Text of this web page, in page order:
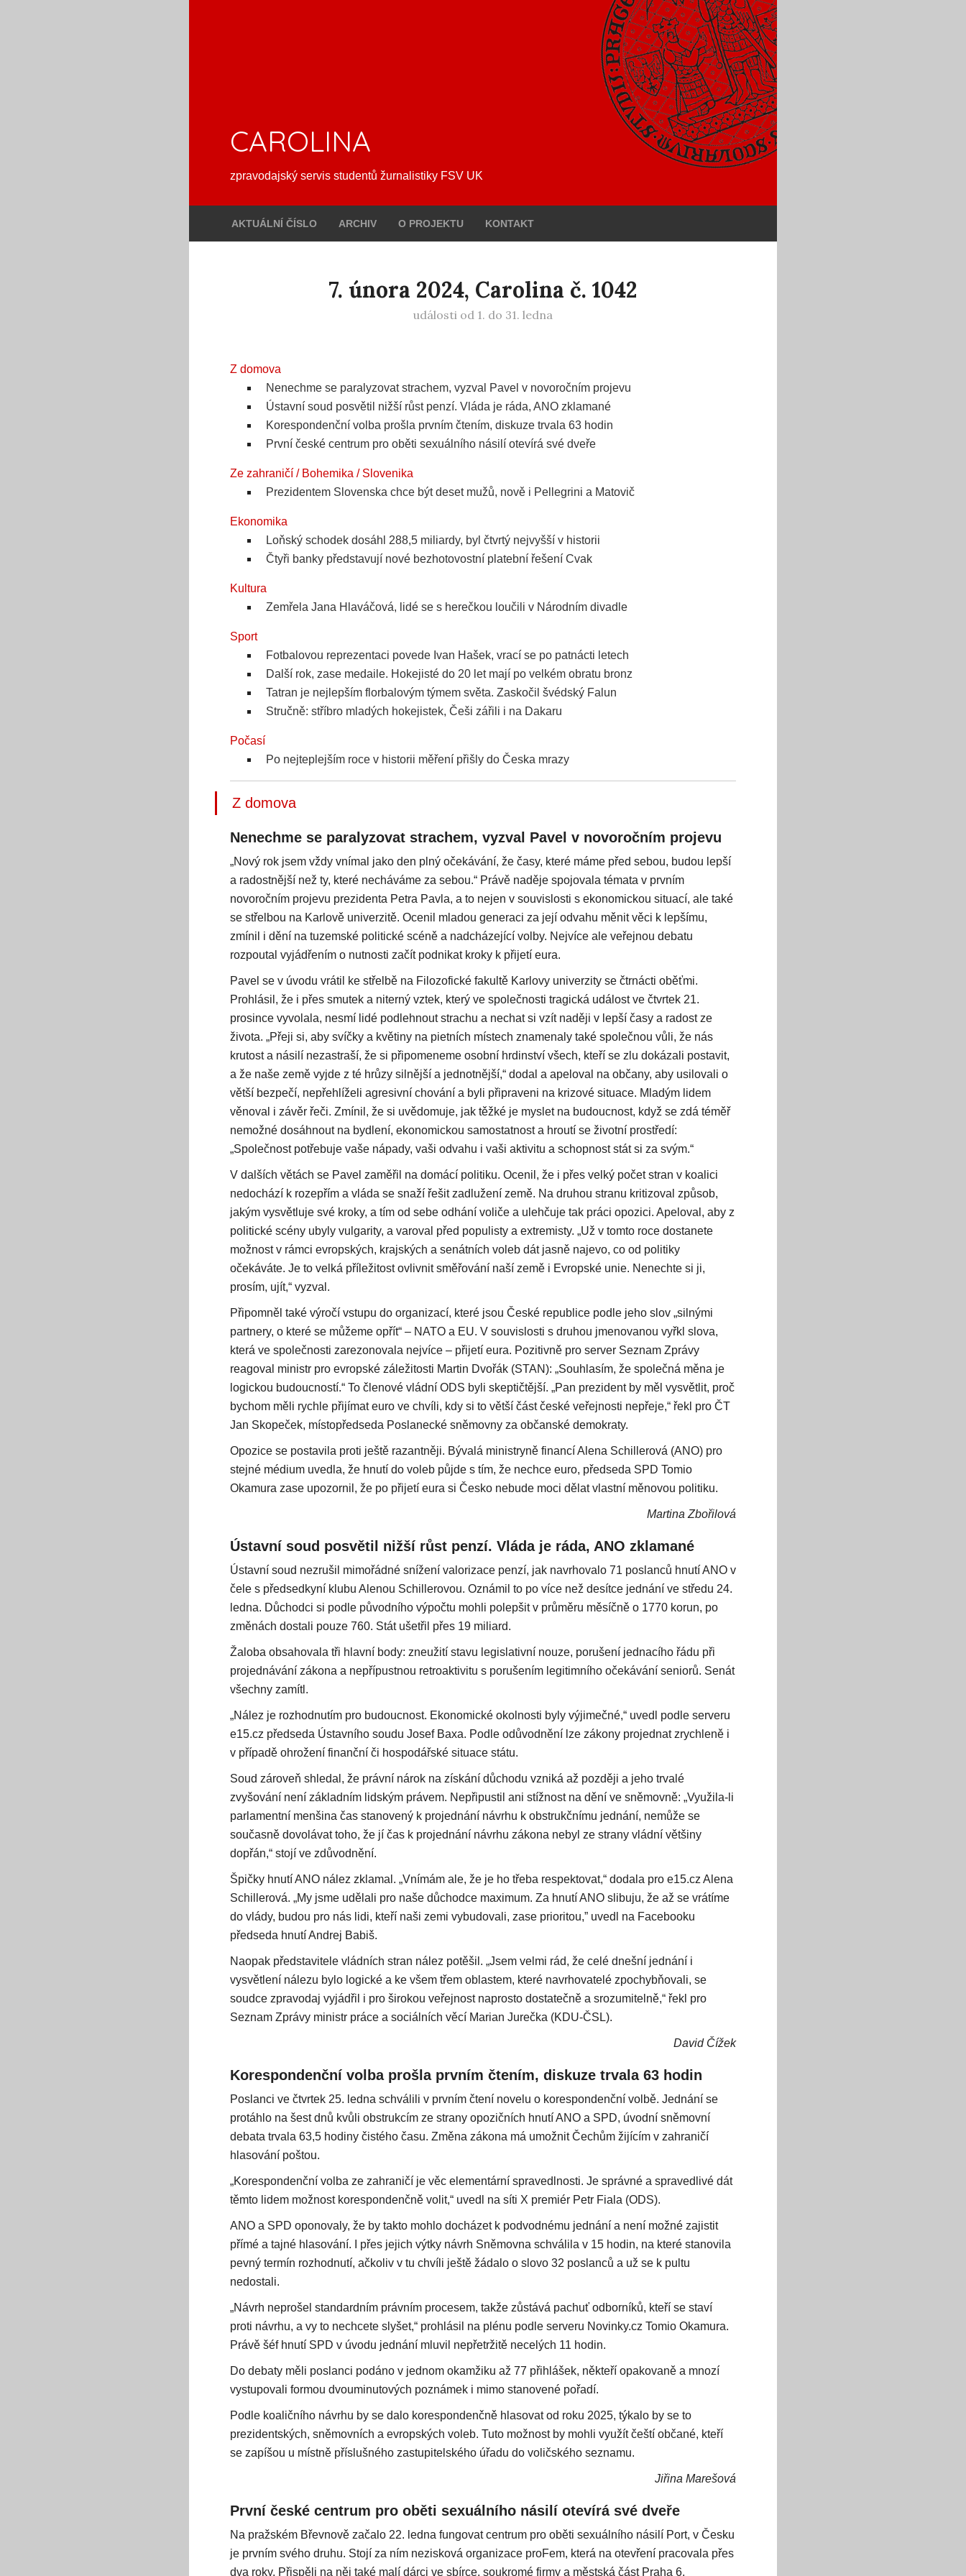
CAROLINA
zpravodajský servis studentů žurnalistiky FSV UK
AKTUÁLNÍ ČÍSLO ARCHIV O PROJEKTU KONTAKT
7. února 2024, Carolina č. 1042
události od 1. do 31. ledna
Z domova
Nenechme se paralyzovat strachem, vyzval Pavel v novoročním projevu
Ústavní soud posvětil nižší růst penzí. Vláda je ráda, ANO zklamané
Korespondenční volba prošla prvním čtením, diskuze trvala 63 hodin
První české centrum pro oběti sexuálního násilí otevírá své dveře
Ze zahraničí / Bohemika / Slovenika
Prezidentem Slovenska chce být deset mužů, nově i Pellegrini a Matovič
Ekonomika
Loňský schodek dosáhl 288,5 miliardy, byl čtvrtý nejvyšší v historii
Čtyři banky představují nové bezhotovostní platební řešení Cvak
Kultura
Zemřela Jana Hlaváčová, lidé se s herečkou loučili v Národním divadle
Sport
Fotbalovou reprezentaci povede Ivan Hašek, vrací se po patnácti letech
Další rok, zase medaile. Hokejisté do 20 let mají po velkém obratu bronz
Tatran je nejlepším florbalovým týmem světa. Zaskočil švédský Falun
Stručně: stříbro mladých hokejistek, Češi zářili i na Dakaru
Počasí
Po nejteplejším roce v historii měření přišly do Česka mrazy
Z domova
Nenechme se paralyzovat strachem, vyzval Pavel v novoročním projevu
„Nový rok jsem vždy vnímal jako den plný očekávání, že časy, které máme před sebou, budou lepší
a radostnější než ty, které necháváme za sebou.“ Právě naděje spojovala témata v prvním
novoročním projevu prezidenta Petra Pavla, a to nejen v souvislosti s ekonomickou situací, ale také
se střelbou na Karlově univerzitě. Ocenil mladou generaci za její odvahu měnit věci k lepšímu,
zmínil i dění na tuzemské politické scéně a nadcházející volby. Nejvíce ale veřejnou debatu
rozpoutal vyjádřením o nutnosti začít podnikat kroky k přijetí eura.
Pavel se v úvodu vrátil ke střelbě na Filozofické fakultě Karlovy univerzity se čtrnácti oběťmi.
Prohlásil, že i přes smutek a niterný vztek, který ve společnosti tragická událost ve čtvrtek 21.
prosince vyvolala, nesmí lidé podlehnout strachu a nechat si vzít naději v lepší časy a radost ze
života. „Přeji si, aby svíčky a květiny na pietních místech znamenaly také společnou vůli, že nás
krutost a násilí nezastraší, že si připomeneme osobní hrdinství všech, kteří se zlu dokázali postavit,
a že naše země vyjde z té hrůzy silnější a jednotnější,“ dodal a apeloval na občany, aby usilovali o
větší bezpečí, nepřehlíželi agresivní chování a byli připraveni na krizové situace. Mladým lidem
věnoval i závěr řeči. Zmínil, že si uvědomuje, jak těžké je myslet na budoucnost, když se zdá téměř
nemožné dosáhnout na bydlení, ekonomickou samostatnost a hroutí se životní prostředí:
„Společnost potřebuje vaše nápady, vaši odvahu i vaši aktivitu a schopnost stát si za svým.“
V dalších větách se Pavel zaměřil na domácí politiku. Ocenil, že i přes velký počet stran v koalici
nedochází k rozepřím a vláda se snaží řešit zadlužení země. Na druhou stranu kritizoval způsob,
jakým vysvětluje své kroky, a tím od sebe odhání voliče a ulehčuje tak práci opozici. Apeloval, aby z
politické scény ubyly vulgarity, a varoval před populisty a extremisty. „Už v tomto roce dostanete
možnost v rámci evropských, krajských a senátních voleb dát jasně najevo, co od politiky
očekáváte. Je to velká příležitost ovlivnit směřování naší země i Evropské unie. Nenechte si ji,
prosím, ujít,“ vyzval.
Připomněl také výročí vstupu do organizací, které jsou České republice podle jeho slov „silnými
partnery, o které se můžeme opřít“ – NATO a EU. V souvislosti s druhou jmenovanou vyřkl slova,
která ve společnosti zarezonovala nejvíce – přijetí eura. Pozitivně pro server Seznam Zprávy
reagoval ministr pro evropské záležitosti Martin Dvořák (STAN): „Souhlasím, že společná měna je
logickou budoucností.“ To členové vládní ODS byli skeptičtější. „Pan prezident by měl vysvětlit, proč
bychom měli rychle přijímat euro ve chvíli, kdy si to větší část české veřejnosti nepřeje,“ řekl pro ČT
Jan Skopeček, místopředseda Poslanecké sněmovny za občanské demokraty.
Opozice se postavila proti ještě razantněji. Bývalá ministryně financí Alena Schillerová (ANO) pro
stejné médium uvedla, že hnutí do voleb půjde s tím, že nechce euro, předseda SPD Tomio
Okamura zase upozornil, že po přijetí eura si Česko nebude moci dělat vlastní měnovou politiku.
Martina Zbořilová
Ústavní soud posvětil nižší růst penzí. Vláda je ráda, ANO zklamané
Ústavní soud nezrušil mimořádné snížení valorizace penzí, jak navrhovalo 71 poslanců hnutí ANO v
čele s předsedkyní klubu Alenou Schillerovou. Oznámil to po více než desítce jednání ve středu 24.
ledna. Důchodci si podle původního výpočtu mohli polepšit v průměru měsíčně o 1770 korun, po
změnách dostali pouze 760. Stát ušetřil přes 19 miliard.
Žaloba obsahovala tři hlavní body: zneužití stavu legislativní nouze, porušení jednacího řádu při
projednávání zákona a nepřípustnou retroaktivitu s porušením legitimního očekávání seniorů. Senát
všechny zamítl.
„Nález je rozhodnutím pro budoucnost. Ekonomické okolnosti byly výjimečné,“ uvedl podle serveru
e15.cz předseda Ústavního soudu Josef Baxa. Podle odůvodnění lze zákony projednat zrychleně i
v případě ohrožení finanční či hospodářské situace státu.
Soud zároveň shledal, že právní nárok na získání důchodu vzniká až později a jeho trvalé
zvyšování není základním lidským právem. Nepřipustil ani stížnost na dění ve sněmovně: „Využila-li
parlamentní menšina čas stanovený k projednání návrhu k obstrukčnímu jednání, nemůže se
současně dovolávat toho, že jí čas k projednání návrhu zákona nebyl ze strany vládní většiny
dopřán,“ stojí ve zdůvodnění.
Špičky hnutí ANO nález zklamal. „Vnímám ale, že je ho třeba respektovat,“ dodala pro e15.cz Alena
Schillerová. „My jsme udělali pro naše důchodce maximum. Za hnutí ANO slibuju, že až se vrátíme
do vlády, budou pro nás lidi, kteří naši zemi vybudovali, zase prioritou,” uvedl na Facebooku
předseda hnutí Andrej Babiš.
Naopak představitele vládních stran nález potěšil. „Jsem velmi rád, že celé dnešní jednání i
vysvětlení nálezu bylo logické a ke všem třem oblastem, které navrhovatelé zpochybňovali, se
soudce zpravodaj vyjádřil i pro širokou veřejnost naprosto dostatečně a srozumitelně,“ řekl pro
Seznam Zprávy ministr práce a sociálních věcí Marian Jurečka (KDU-ČSL).
David Čížek
Korespondenční volba prošla prvním čtením, diskuze trvala 63 hodin
Poslanci ve čtvrtek 25. ledna schválili v prvním čtení novelu o korespondenční volbě. Jednání se
protáhlo na šest dnů kvůli obstrukcím ze strany opozičních hnutí ANO a SPD, úvodní sněmovní
debata trvala 63,5 hodiny čistého času. Změna zákona má umožnit Čechům žijícím v zahraničí
hlasování poštou.
„Korespondenční volba ze zahraničí je věc elementární spravedlnosti. Je správné a spravedlivé dát
těmto lidem možnost korespondenčně volit,“ uvedl na síti X premiér Petr Fiala (ODS).
ANO a SPD oponovaly, že by takto mohlo docházet k podvodnému jednání a není možné zajistit
přímé a tajné hlasování. I přes jejich výtky návrh Sněmovna schválila v 15 hodin, na které stanovila
pevný termín rozhodnutí, ačkoliv v tu chvíli ještě žádalo o slovo 32 poslanců a už se k pultu
nedostali.
„Návrh neprošel standardním právním procesem, takže zůstává pachuť odborníků, kteří se staví
proti návrhu, a vy to nechcete slyšet,“ prohlásil na plénu podle serveru Novinky.cz Tomio Okamura.
Právě šéf hnutí SPD v úvodu jednání mluvil nepřetržitě necelých 11 hodin.
Do debaty měli poslanci podáno v jednom okamžiku až 77 přihlášek, někteří opakovaně a mnozí
vystupovali formou dvouminutových poznámek i mimo stanovené pořadí.
Podle koaličního návrhu by se dalo korespondenčně hlasovat od roku 2025, týkalo by se to
prezidentských, sněmovních a evropských voleb. Tuto možnost by mohli využít čeští občané, kteří
se zapíšou u místně příslušného zastupitelského úřadu do voličského seznamu.
Jiřina Marešová
První české centrum pro oběti sexuálního násilí otevírá své dveře
Na pražském Břevnově začalo 22. ledna fungovat centrum pro oběti sexuálního násilí Port, v Česku
je prvním svého druhu. Stojí za ním nezisková organizace proFem, která na otevření pracovala přes
dva roky. Přispěli na něj také malí dárci ve sbírce, soukromé firmy a městská část Praha 6.